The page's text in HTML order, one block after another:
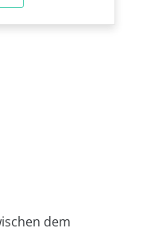
dem